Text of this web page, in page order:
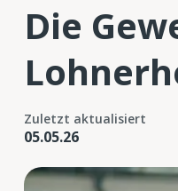
Die
Zuletzt aktualisiert
05.05.26